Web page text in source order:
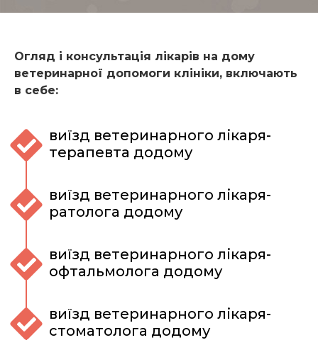
Огляд і консультація лікарів на дому
ветеринарної допомоги клініки, включають
в себе:
виїзд ветеринарного лікаря-
терапевта додому
виїзд ветеринарного лікаря-
ратолога додому
виїзд ветеринарного лікаря-
офтальмолога додому
виїзд ветеринарного лікаря-
стоматолога додому